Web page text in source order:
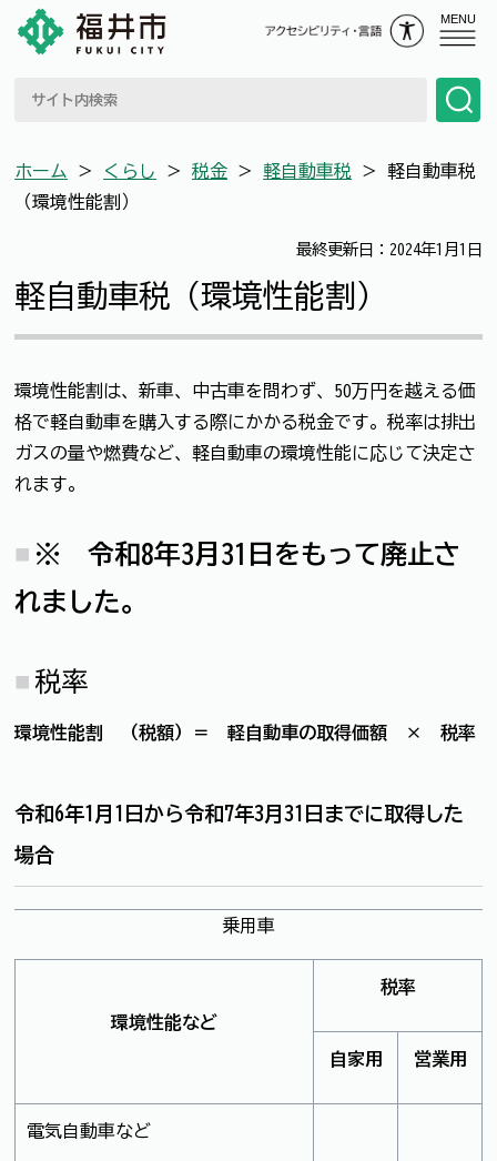
MENU
ホーム ＞ くらし ＞ 税金 ＞ 軽自動車税 ＞ 軽自動車税
（環境性能割）
最終更新日：2024年1月1日
軽自動車税（環境性能割）
環境性能割は、新車、中古車を問わず、50万円を越える価
格で軽自動車を購入する際にかかる税金です。税率は排出
ガスの量や燃費など、軽自動車の環境性能に応じて決定さ
れます。
※ 令和8年3月31日をもって廃止さ
れました。
税率
環境性能割 （税額）＝ 軽自動車の取得価額 × 税率
令和6年1月1日から令和7年3月31日までに取得した
場合
乗用車
環境性能など
税率
自家用 営業用
電気自動車など